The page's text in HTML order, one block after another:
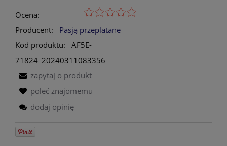
Ocena:
Producent:
Pasją przeplatane
Kod produktu:
AF5E-
71824_20240311083356
zapytaj o produkt
poleć znajomemu
dodaj opinię